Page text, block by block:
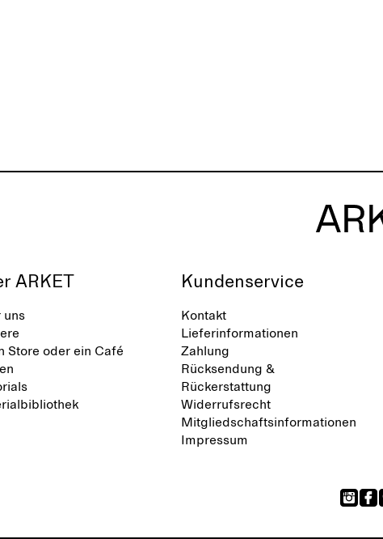
ARKET
uns
Store oder ein Café
Kundenservice
Kontakt
Lieferinformationen
Zahlung
Rücksendung &
Rückerstattung
Widerrufsrecht
Mitgliedschaftsinformationen
Impressum